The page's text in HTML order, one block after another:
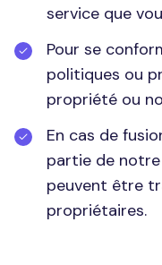
service que
Pour se
politiques ou
propriété ou
En cas de
partie de
peuvent être
propriétaires.